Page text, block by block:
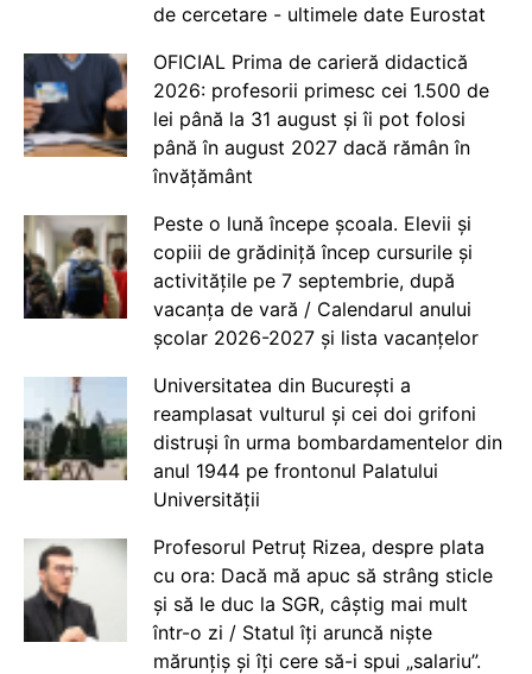
de cercetare - ultimele date Eurostat
OFICIAL Prima de carieră didactică
2026: profesorii primesc cei 1.500 de
lei până la 31 august și îi pot folosi
până în august 2027 dacă rămân în
învățământ
Peste o lună începe școala. Elevii și
copiii de grădiniță încep cursurile și
activitățile pe 7 septembrie, după
vacanța de vară / Calendarul anului
școlar 2026-2027 și lista vacanțelor
Universitatea din București a
reamplasat vulturul și cei doi grifoni
distruși în urma bombardamentelor din
anul 1944 pe frontonul Palatului
Universității
Profesorul Petruț Rizea, despre plata
cu ora: Dacă mă apuc să strâng sticle
și să le duc la SGR, câștig mai mult
într-o zi / Statul îți aruncă niște
mărunțiș și îți cere să-i spui „salariu”.